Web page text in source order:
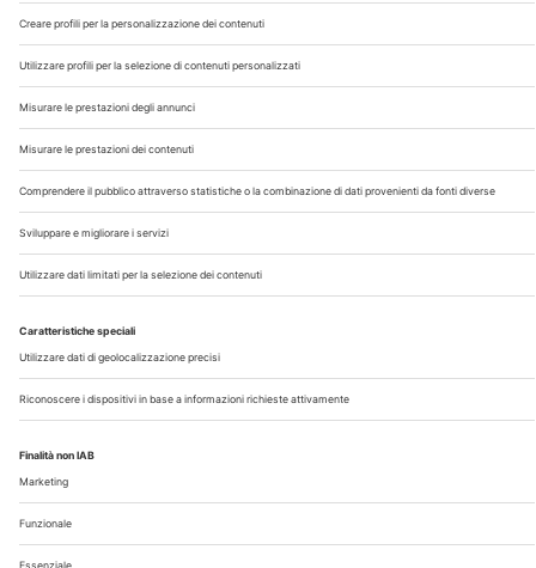
Chi Siamo
Contatti
Note Legali
Privacy
©2026 Edra S.p.a | www.edraspa.it | P.iva 08056040960
| Tel. 02/881841 | Sede legale: Viale Enrico Forlanini 21 -
20134 Milano (Italy)
5/05/2022